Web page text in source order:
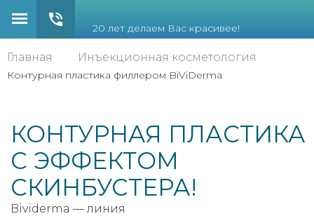
20 лет делаем Вас красивее!
Главная Инъекционная косметология
Контурная пластика филлером BiViDerma
КОНТУРНАЯ ПЛАСТИКА
С ЭФФЕКТОМ
СКИНБУСТЕРА!
Bividerma — линия